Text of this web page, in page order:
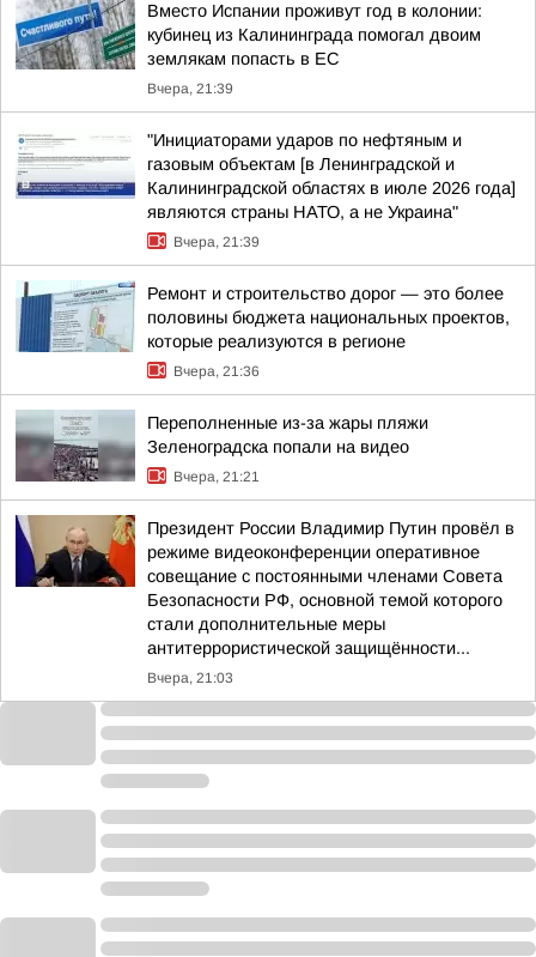
Вместо Испании проживут год в колонии:
кубинец из Калининграда помогал двоим
землякам попасть в ЕС
Вчера, 21:39
"Инициаторами ударов по нефтяным и
газовым объектам [в Ленинградской и
Калининградской областях в июле 2026 года]
являются страны НАТО, а не Украина"
Вчера, 21:39
Ремонт и строительство дорог — это более
половины бюджета национальных проектов,
которые реализуются в регионе
Вчера, 21:36
Переполненные из-за жары пляжи
Зеленоградска попали на видео
Вчера, 21:21
Президент России Владимир Путин провёл в
режиме видеоконференции оперативное
совещание с постоянными членами Совета
Безопасности РФ, основной темой которого
стали дополнительные меры
антитеррористической защищённости...
Вчера, 21:03